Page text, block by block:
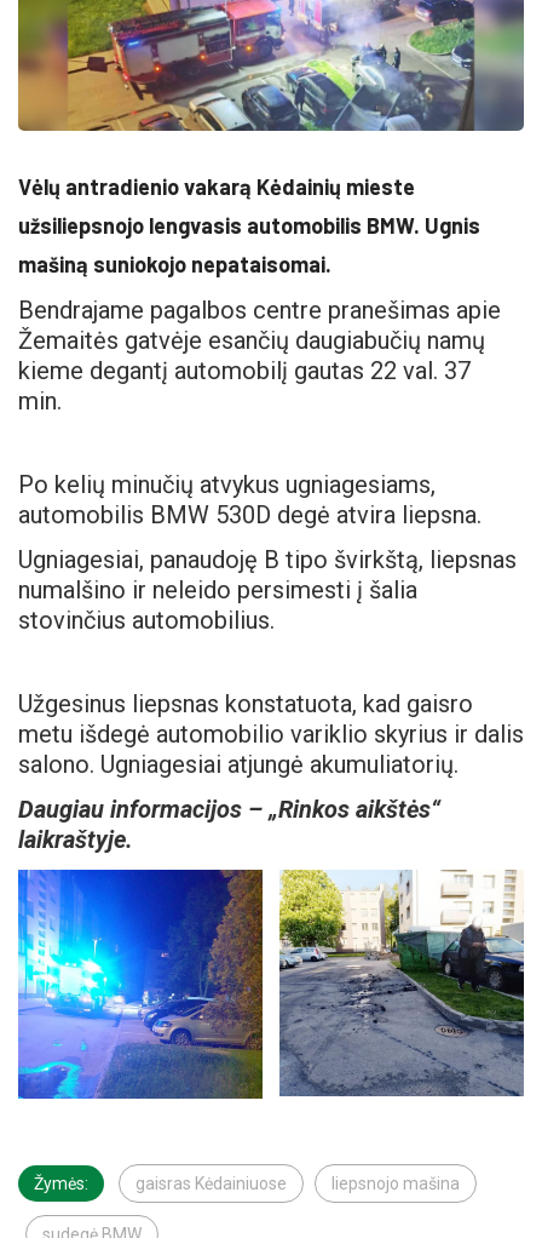
Vėlų antradienio vakarą Kėdainių mieste
užsiliepsnojo lengvasis automobilis BMW. Ugnis
mašiną suniokojo nepataisomai.
Bendrajame pagalbos centre pranešimas apie
Žemaitės gatvėje esančių daugiabučių namų
kieme degantį automobilį gautas 22 val. 37
min.
Po kelių minučių atvykus ugniagesiams,
automobilis BMW 530D degė atvira liepsna.
Ugniagesiai, panaudoję B tipo švirkštą, liepsnas
numalšino ir neleido persimesti į šalia
stovinčius automobilius.
Užgesinus liepsnas konstatuota, kad gaisro
metu išdegė automobilio variklio skyrius ir dalis
salono. Ugniagesiai atjungė akumuliatorių.
Daugiau informacijos – „Rinkos aikštės“
laikraštyje.
Žymės: gaisras Kėdainiuose liepsnojo mašina